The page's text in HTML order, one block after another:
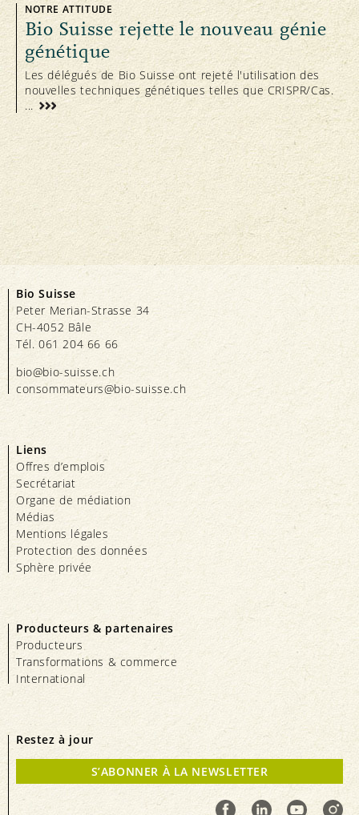
NOTRE ATTITUDE
Bio Suisse rejette le nouveau génie
génétique
Les délégués de Bio Suisse ont rejeté l'utilisation des
nouvelles techniques génétiques telles que CRISPR/Cas.
...
Bio Suisse
Peter Merian-Strasse 34
CH-4052 Bâle
Tél. 061 204 66 66
bio@bio-suisse.ch
consommateurs@bio-suisse.ch
Liens
Offres d’emplois
Secrétariat
Organe de médiation
Médias
Mentions légales
Protection des données
Sphère privée
Producteurs & partenaires
Producteurs
Transformations & commerce
International
Restez à jour
S’ABONNER À LA NEWSLETTER